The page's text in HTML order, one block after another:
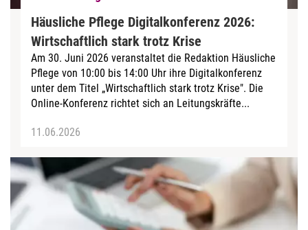
Häusliche Pflege Digitalkonferenz 2026:
Wirtschaftlich stark trotz Krise
Am 30. Juni 2026 veranstaltet die Redaktion Häusliche
Pflege von 10:00 bis 14:00 Uhr ihre Digitalkonferenz
unter dem Titel „Wirtschaftlich stark trotz Krise". Die
Online-Konferenz richtet sich an Leitungskräfte...
11.06.2026